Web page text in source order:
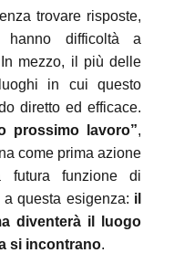
trovare risposte,
hanno difficoltà a
mezzo, il più delle
in cui questo
diretto ed efficace.
prossimo lavoro”,
come prima azione
futura funzione di
questa esigenza: il
diventerà il luogo
si incontrano.